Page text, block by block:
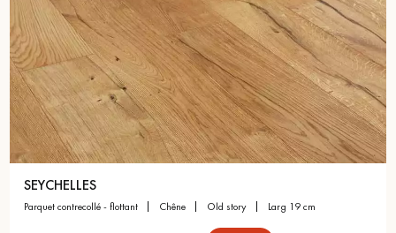
SEYCHELLES
parquet contrecollé - flottant chêne old story larg 19 cm